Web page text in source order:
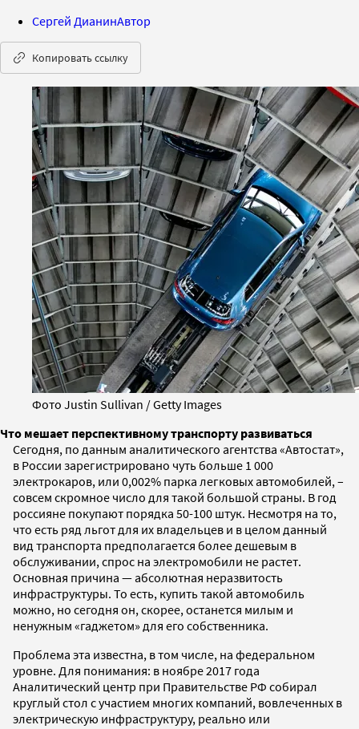
Сергей ДианинАвтор
Копировать ссылку
Фото Justin Sullivan / Getty Images
Что мешает перспективному транспорту развиваться
Сегодня, по данным аналитического агентства «Автостат»,
в России зарегистрировано чуть больше 1 000
электрокаров, или 0,002% парка легковых автомобилей, –
совсем скромное число для такой большой страны. В год
россияне покупают порядка 50-100 штук. Несмотря на то,
что есть ряд льгот для их владельцев и в целом данный
вид транспорта предполагается более дешевым в
обслуживании, спрос на электромобили не растет.
Основная причина — абсолютная неразвитость
инфраструктуры. То есть, купить такой автомобиль
можно, но сегодня он, скорее, останется милым и
ненужным «гаджетом» для его собственника.
Проблема эта известна, в том числе, на федеральном
уровне. Для понимания: в ноябре 2017 года
Аналитический центр при Правительстве РФ собирал
круглый стол с участием многих компаний, вовлеченных в
электрическую инфраструктуру, реально или